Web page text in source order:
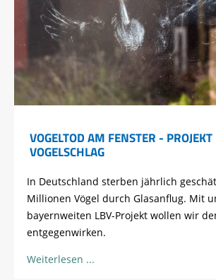
VOGELTOD AM FENSTER - PROJEKT
VOGELSCHLAG
In Deutschland sterben jährlich
Millionen Vögel durch Glasanflug. Mit
bayernweiten LBV-Projekt wollen wir
entgegenwirken.
Weiterlesen